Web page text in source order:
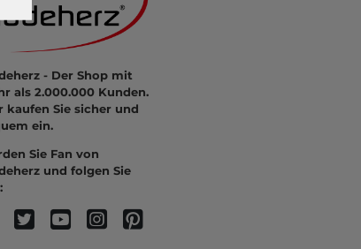
- Der Shop mit
als 2.000.000 Kunden.
kaufen Sie sicher und
ein.
Sie Fan von
und folgen Sie